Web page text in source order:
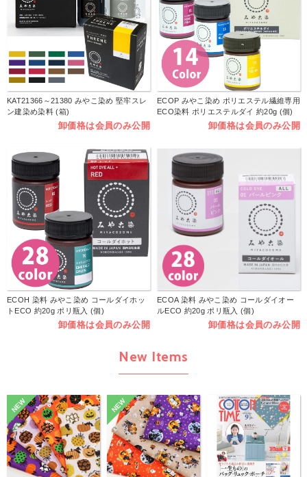
KAT21366～21380 みやこ染め 堅牢スレ
ン建染め染料 (箱)
卸価格は会員のみ公開
ECOP みやこ染め ポリエステル繊維専用
ECO染料 ポリエステルダイ 約20g (個)
卸価格は会員のみ公開
ECOH 染料 みやこ染め コールダイホッ
トECO 約20g ポリ瓶入 (個)
卸価格は会員のみ公開
ECOA 染料 みやこ染め コールダイオー
ルECO 約20g ポリ瓶入 (個)
卸価格は会員のみ公開
New Items
NEW NEW